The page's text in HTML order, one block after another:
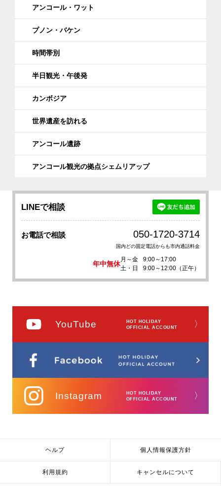
アンコール・ワット
プノン・バケン
時間帯別
半日観光・午後発
カンボジア
世界遺産を訪れる
アンコール遺跡
アンコール観光の拠点シェムリアップ
LINEで相談
お電話で相談 050-1720-3714
国内どの固定電話からも市内通話料金
年中無休
月～金
9:00～17:00
土・日
9:00～12:00（正午）
YouTube
HOT HOLIDAY
OFFICIAL ACCOUNT
〉
Instagram
HOT HOLIDAY
OFFICIAL ACCOUNT
〉
ヘルプ 個人情報保護方針
利用規約 キャンセルについて